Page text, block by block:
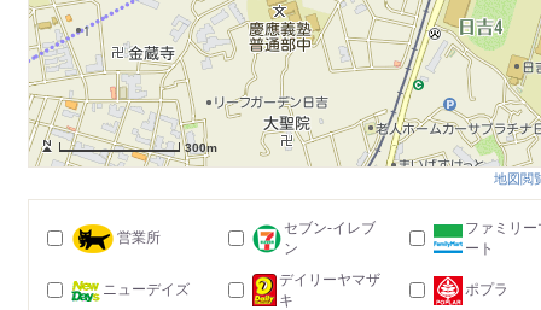
300m
地図閲
営業所
セブン-イレブ
ン
ファミリー
ート
ニューデイズ
デイリーヤマザ
キ
ポプラ